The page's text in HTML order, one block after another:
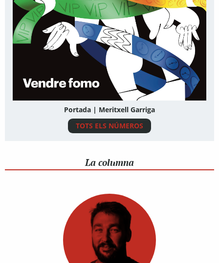
Portada | Meritxell Garriga
TOTS ELS NÚMEROS
La columna